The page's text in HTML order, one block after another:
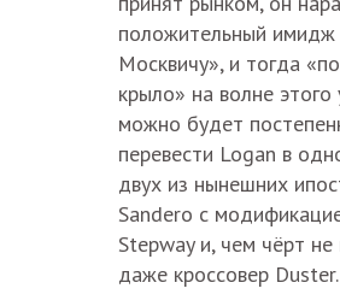
положительный имидж
Москвичу», и тогда
крыло» на волне этого
можно будет
перевести Logan в
двух из нынешних
Sandero с
Stepway и, чем чёрт не
даже кроссовер Duster.